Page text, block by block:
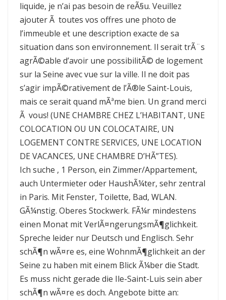
liquide, je n’ai pas besoin de reÃ§u. Veuillez
ajouter Ã toutes vos offres une photo de
l’immeuble et une description exacte de sa
situation dans son environnement. Il serait trÃ¨s
agrÃ©able d’avoir une possibilitÃ© de logement
sur la Seine avec vue sur la ville. Il ne doit pas
s’agir impÃ©rativement de l’Ã®le Saint-Louis,
mais ce serait quand mÃªme bien. Un grand merci
Ã vous! (UNE CHAMBRE CHEZ L’HABITANT, UNE
COLOCATION OU UN COLOCATAIRE, UN
LOGEMENT CONTRE SERVICES, UNE LOCATION
DE VACANCES, UNE CHAMBRE D’HÃ”TES).
Ich suche , 1 Person, ein Zimmer/Appartement,
auch Untermieter oder HaushÃ¼ter, sehr zentral
in Paris. Mit Fenster, Toilette, Bad, WLAN.
GÃ¼nstig. Oberes Stockwerk. FÃ¼r mindestens
einen Monat mit VerlÃ¤ngerungsmÃ¶glichkeit.
Spreche leider nur Deutsch und Englisch. Sehr
schÃ¶n wÃ¤re es, eine WohnmÃ¶glichkeit an der
Seine zu haben mit einem Blick Ã¼ber die Stadt.
Es muss nicht gerade die Ile-Saint-Luis sein aber
schÃ¶n wÃ¤re es doch. Angebote bitte an: